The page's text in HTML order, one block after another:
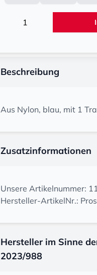
Beschreibung
Aus Nylon, blau, mit 1
Zusatzinformationen
Unsere Artikelnummer:
Hersteller-ArtikelNr.:
Hersteller im Sinne
2023/988